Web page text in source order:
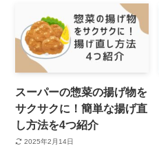
スーパーの惣菜の揚げ物を
サクサクに！簡単な揚げ直
し方法を4つ紹介
2025年2月14日